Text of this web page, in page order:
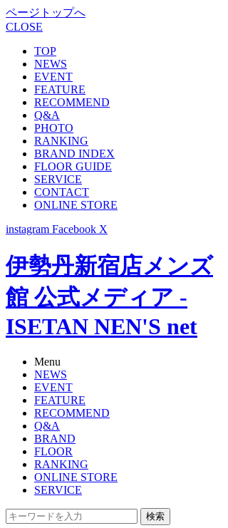
ページトップへ
CLOSE
TOP
NEWS
EVENT
FEATURE
RECOMMEND
Q&A
PHOTO
RANKING
BRAND INDEX
FLOOR GUIDE
SERVICE
CONTACT
ONLINE STORE
instagram Facebook X
伊勢丹新宿店メンズ
館 公式メディア -
ISETAN NEN'S net
Menu
NEWS
EVENT
FEATURE
RECOMMEND
Q&A
BRAND
FLOOR
RANKING
ONLINE STORE
SERVICE
検索